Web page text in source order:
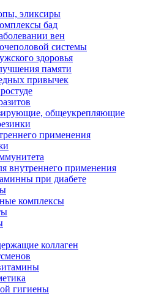
эликсиры
бад
вен
системы
здоровья
памяти
привычек
общеукрепляющие
применения
внутреннего применения
при диабете
комплексы
коллаген
гигиены